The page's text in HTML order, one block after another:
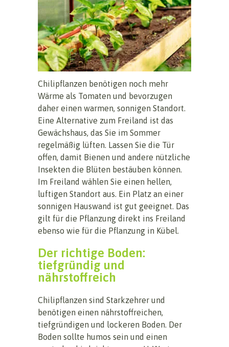
Chilipflanzen benötigen noch mehr
Wärme als Tomaten und bevorzugen
daher einen warmen, sonnigen Standort.
Eine Alternative zum Freiland ist das
Gewächshaus, das Sie im Sommer
regelmäßig lüften. Lassen Sie die Tür
offen, damit Bienen und andere nützliche
Insekten die Blüten bestäuben können.
Im Freiland wählen Sie einen hellen,
luftigen Standort aus. Ein Platz an einer
sonnigen Hauswand ist gut geeignet. Das
gilt für die Pflanzung direkt ins Freiland
ebenso wie für die Pflanzung in Kübel.
Der richtige Boden:
tiefgründig und
nährstoffreich
Chilipflanzen sind Starkzehrer und
benötigen einen nährstoffreichen,
tiefgründigen und lockeren Boden. Der
Boden sollte humos sein und einen